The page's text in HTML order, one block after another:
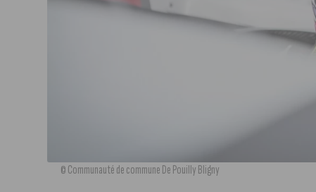
© Communauté de commune De Pouilly Bligny